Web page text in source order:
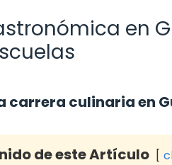
en
carrera culinaria en
de este Artículo